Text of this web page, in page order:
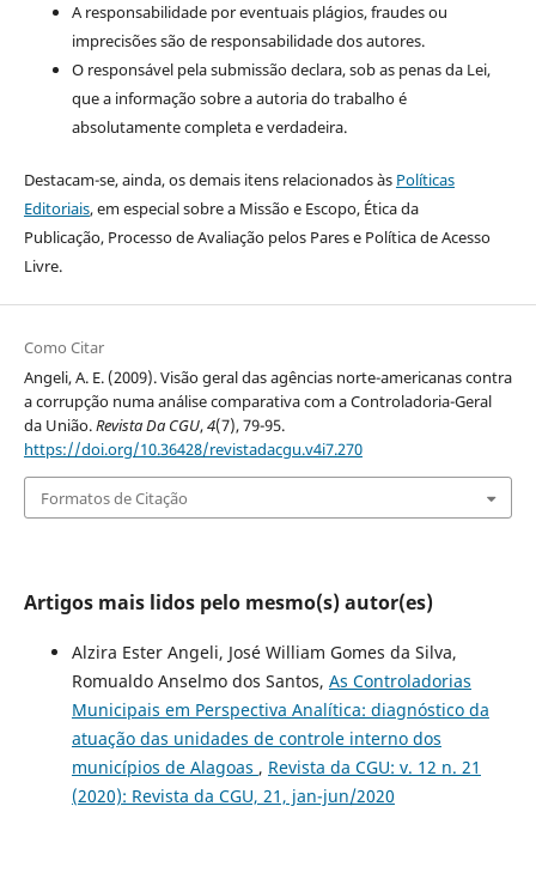
A responsabilidade por eventuais plágios, fraudes ou
imprecisões são de responsabilidade dos autores.
O responsável pela submissão declara, sob as penas da Lei,
que a informação sobre a autoria do trabalho é
absolutamente completa e verdadeira.
Destacam-se, ainda, os demais itens relacionados às Políticas
Editoriais, em especial sobre a Missão e Escopo, Ética da
Publicação, Processo de Avaliação pelos Pares e Política de Acesso
Livre.
Como Citar
Angeli, A. E. (2009). Visão geral das agências norte-americanas contra
a corrupção numa análise comparativa com a Controladoria-Geral
da União.Revista Da CGU,4(7), 79-95.
https://doi.org/10.36428/revistadacgu.v4i7.270
Formatos de Citação
Artigos mais lidos pelo mesmo(s) autor(es)
Alzira Ester Angeli, José William Gomes da Silva,
Romualdo Anselmo dos Santos, As Controladorias
Municipais em Perspectiva Analítica: diagnóstico da
atuação das unidades de controle interno dos
municípios de Alagoas , Revista da CGU: v. 12 n. 21
(2020): Revista da CGU, 21, jan-jun/2020